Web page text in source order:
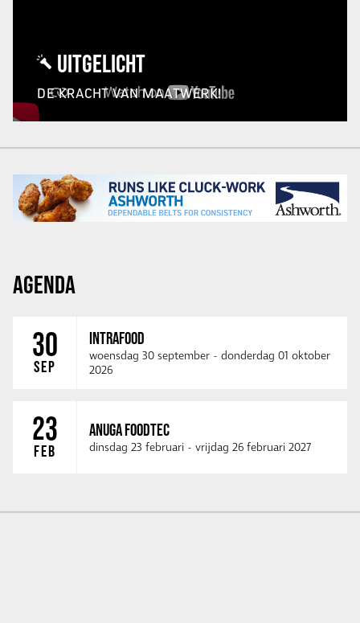
UITGELICHT
DE KRACHT VAN MAATWERK!
AGENDA
30
SEP
INTRAFOOD
woensdag 30 september - donderdag 01 oktober
2026
23
FEB
ANUGA FOODTEC
dinsdag 23 februari - vrijdag 26 februari 2027